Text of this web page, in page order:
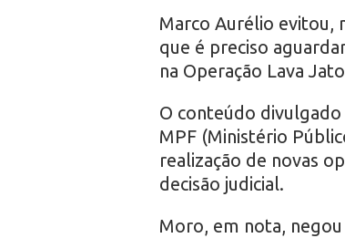
Marco Aurélio evitou,
que é preciso
na Operação Lava
O conteúdo
MPF (Ministério
realização de novas
decisão judicial.
Moro, em nota,